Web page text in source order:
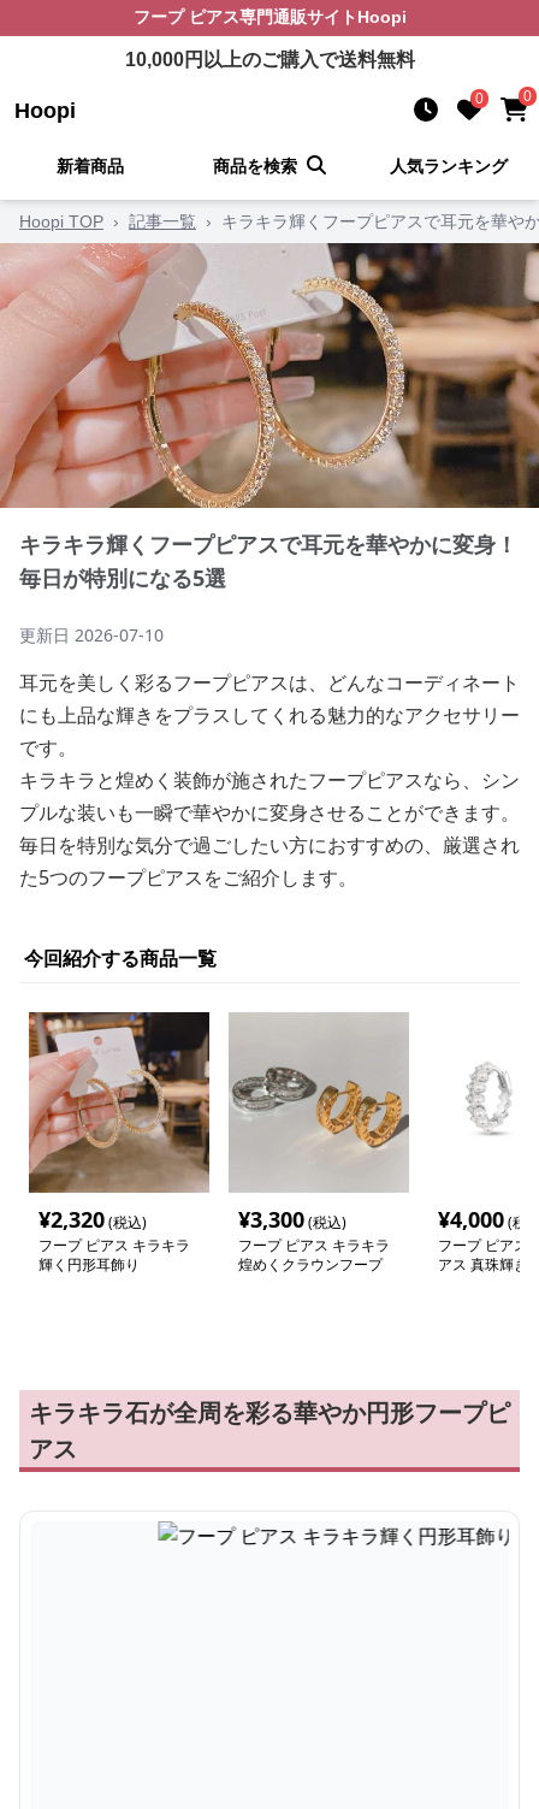
フープ ピアス専門通販サイト Hoopi
10,000円以上のご購入で送料無料
Hoopi 0 0
新着商品 商品を検索 人気ランキング
Hoopi TOP › 記事一覧 › キラキラ輝くフープピアスで耳元を華や
キラキラ輝くフープピアスで耳元を華やかに変身！
毎日が特別になる5選
更新日 2026-07-10
耳元を美しく彩るフープピアスは、どんなコーディネート
にも上品な輝きをプラスしてくれる魅力的なアクセサリー
です。
キラキラと煌めく装飾が施されたフープピアスなら、シン
プルな装いも一瞬で華やかに変身させることができます。
毎日を特別な気分で過ごしたい方におすすめの、厳選され
た5つのフープピアスをご紹介します。
今回紹介する商品一覧
¥2,320(税込)
フープ ピアス キラキラ
輝く円形耳飾り
¥3,300(税込)
フープ ピアス キラキラ
煌めくクラウンフープ
¥4,000(税
フープ ピアス
アス 真珠輝き
キラキラ石が全周を彩る華やか円形フープピ
アス